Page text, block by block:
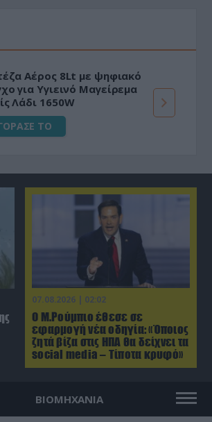
Αέρος 8Lt με ψηφιακό
για Υγιεινό Μαγείρεμα
Λάδι 1650W
ΤΟ
07.08.2026 | 02:02
Ο Μ.Ρούμπιο έθεσε σε
εφαρμογή νέα οδηγία: «Όποιος
ζητά βίζα στις ΗΠΑ θα δείχνει τα
social media – Τίποτα κρυφό»
ΒΙΟΜΗΧΑΝΙΑ